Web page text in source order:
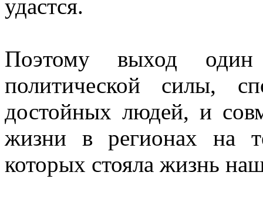
удастся.
Поэтому выход один
политической силы,
достойных людей, и
жизни в регионах на
которых стояла жизнь